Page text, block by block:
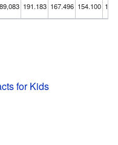
191.183 167.496 154.100
for Kids